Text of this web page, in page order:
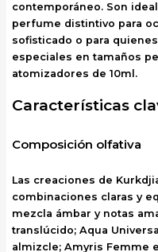
contemporáneo. Son
perfume distintivo para
sofisticado o para
especiales en tamaños
atomizadores de 10ml.
Características
Composición olfativa
Las creaciones de
combinaciones claras y
mezcla ámbar y notas
translúcido; Aqua
almizcle; Amyris Femme